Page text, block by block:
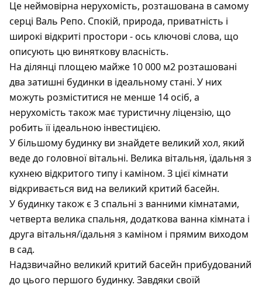
Це неймовірна нерухомість, розташована в самому
серці Валь Репо. Спокій, природа, приватність і
широкі відкриті простори - ось ключові слова, що
описують цю виняткову власність.
На ділянці площею майже 10 000 м2 розташовані
два затишні будинки в ідеальному стані. У них
можуть розміститися не менше 14 осіб, а
нерухомість також має туристичну ліцензію, що
робить її ідеальною інвестицією.
У більшому будинку ви знайдете великий хол, який
веде до головної вітальні. Велика вітальня, їдальня з
кухнею відкритого типу і каміном. З цієї кімнати
відкривається вид на великий критий басейн.
У будинку також є 3 спальні з ванними кімнатами,
четверта велика спальня, додаткова ванна кімната і
друга вітальня/їдальня з каміном і прямим виходом
в сад.
Надзвичайно великий критий басейн прибудований
до цього першого будинку. Завдяки своїй